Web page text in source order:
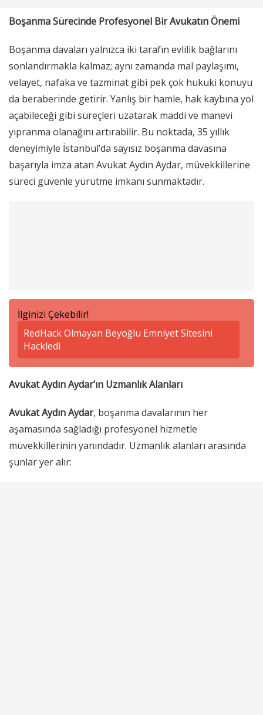
Boşanma Sürecinde Profesyonel Bir Avukatın Önemi
Boşanma davaları yalnızca iki tarafın evlilik bağlarını
sonlandırmakla kalmaz; aynı zamanda mal paylaşımı,
velayet, nafaka ve tazminat gibi pek çok hukuki konuyu
da beraberinde getirir. Yanlış bir hamle, hak kaybına yol
açabileceği gibi süreçleri uzatarak maddi ve manevi
yıpranma olanağını artırabilir. Bu noktada, 35 yıllık
deneyimiyle İstanbul’da sayısız boşanma davasına
başarıyla imza atan Avukat Aydın Aydar, müvekkillerine
süreci güvenle yürütme imkanı sunmaktadır.
İlginizi Çekebilir!
RedHack Olmayan Beyoğlu Emniyet Sitesini
Hackledi
Avukat Aydın Aydar’ın Uzmanlık Alanları
Avukat Aydın Aydar, boşanma davalarının her
aşamasında sağladığı profesyonel hizmetle
müvekkillerinin yanındadır. Uzmanlık alanları arasında
şunlar yer alır: